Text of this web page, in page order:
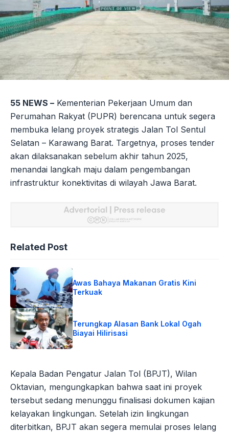
55 NEWS – Kementerian Pekerjaan Umum dan
Perumahan Rakyat (PUPR) berencana untuk segera
membuka lelang proyek strategis Jalan Tol Sentul
Selatan – Karawang Barat. Targetnya, proses tender
akan dilaksanakan sebelum akhir tahun 2025,
menandai langkah maju dalam pengembangan
infrastruktur konektivitas di wilayah Jawa Barat.
Related Post
Awas Bahaya Makanan Gratis Kini
Terkuak
Terungkap Alasan Bank Lokal Ogah
Biayai Hilirisasi
Kepala Badan Pengatur Jalan Tol (BPJT), Wilan
Oktavian, mengungkapkan bahwa saat ini proyek
tersebut sedang menunggu finalisasi dokumen kajian
kelayakan lingkungan. Setelah izin lingkungan
diterbitkan, BPJT akan segera memulai proses lelang